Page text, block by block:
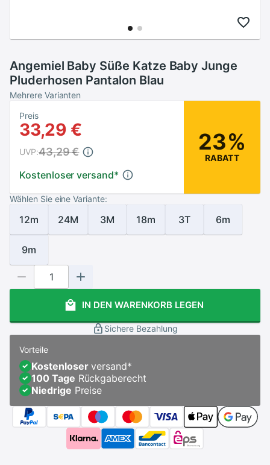
Angemiel Baby Süße Katze Baby Junge
Pluderhosen Pantalon Blau
Mehrere Varianten
Preis
33,29 €
Kostenloser versand*
UVP:43,29 € 23%
RABATT
Wählen Sie eine Variante:
12m 24M 3M 18m 3T 6m
9m
IN DEN WARENKORB LEGEN
Sichere Bezahlung
Vorteile
Kostenloserversand*
100 Tage Rückgaberecht
Niedrige Preise